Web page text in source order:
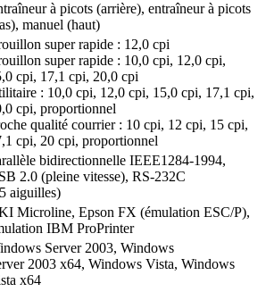
à picots (arrière), entraîneur à picots
manuel (haut)
super rapide : 12,0 cpi
super rapide : 10,0 cpi, 12,0 cpi,
cpi, 17,1 cpi, 20,0 cpi
: 10,0 cpi, 12,0 cpi, 15,0 cpi, 17,1 cpi,
cpi, proportionnel
qualité courrier : 10 cpi, 12 cpi, 15 cpi,
cpi, 20 cpi, proportionnel
bidirectionnelle IEEE1284-1994,
2.0 (pleine vitesse), RS-232C
aiguilles)
Microline, Epson FX (émulation ESC/P),
IBM ProPrinter
Server 2003, Windows
2003 x64, Windows Vista, Windows
x64